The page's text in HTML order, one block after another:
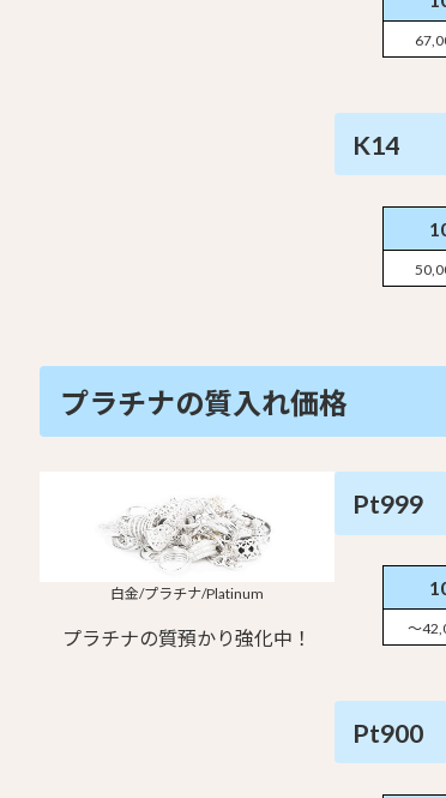
K14
プラチナの質入れ価格
白金/プラチナ/Platinum
プラチナの質預かり強化中！
Pt999
～
Pt900